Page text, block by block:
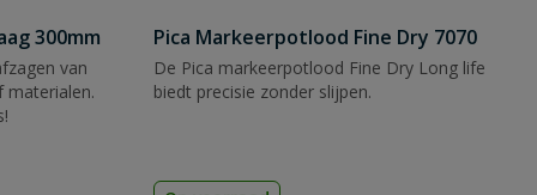
300mm
van
materialen.
Pica Markeerpotlood Fine Dry 7070
De Pica markeerpotlood Fine Dry Long life
biedt precisie zonder slijpen.